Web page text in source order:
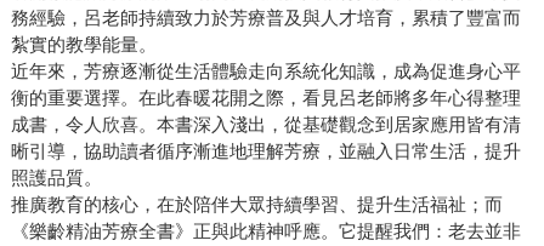
務經驗，呂老師持續致力於芳療普及與人才培育，累積了豐富而
紮實的教學能量。
近年來，芳療逐漸從生活體驗走向系統化知識，成為促進身心平
衡的重要選擇。在此春暖花開之際，看見呂老師將多年心得整理
成書，令人欣喜。本書深入淺出，從基礎觀念到居家應用皆有清
晰引導，協助讀者循序漸進地理解芳療，並融入日常生活，提升
照護品質。
推廣教育的核心，在於陪伴大眾持續學習、提升生活福祉；而
《樂齡精油芳療全書》正與此精神呼應。它提醒我們：老去並非